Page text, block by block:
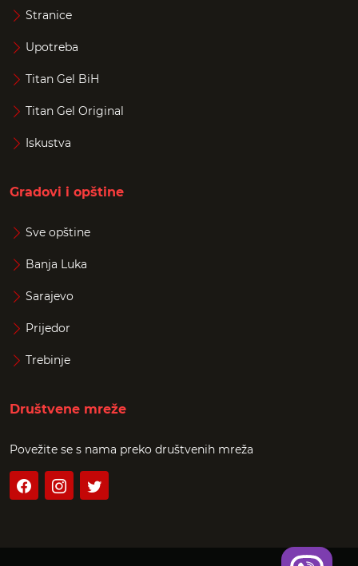
Stranice
Upotreba
Titan Gel BiH
Titan Gel Original
Iskustva
Gradovi i opštine
Sve opštine
Banja Luka
Sarajevo
Prijedor
Trebinje
Društvene mreže
Povežite se s nama preko društvenih mreža